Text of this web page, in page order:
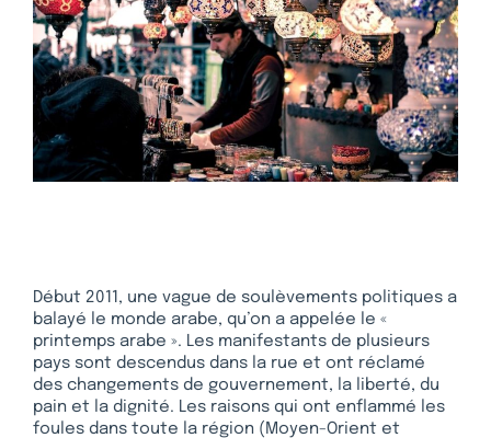
Début 2011, une vague de soulèvements politiques a
balayé le monde arabe, qu’on a appelée le «
printemps arabe ». Les manifestants de plusieurs
pays sont descendus dans la rue et ont réclamé
des changements de gouvernement, la liberté, du
pain et la dignité. Les raisons qui ont enflammé les
foules dans toute la région (Moyen-Orient et